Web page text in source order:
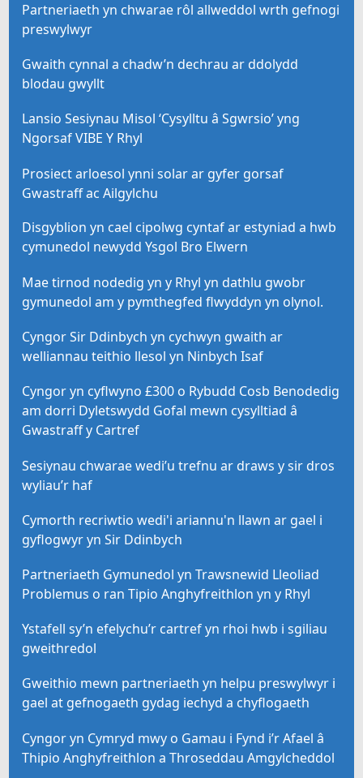
Partneriaeth yn chwarae rôl allweddol wrth gefnogi
preswylwyr
Gwaith cynnal a chadw’n dechrau ar ddolydd
blodau gwyllt
Lansio Sesiynau Misol ‘Cysylltu â Sgwrsio’ yng
Ngorsaf VIBE Y Rhyl
Prosiect arloesol ynni solar ar gyfer gorsaf
Gwastraff ac Ailgylchu
Disgyblion yn cael cipolwg cyntaf ar estyniad a hwb
cymunedol newydd Ysgol Bro Elwern
Mae tirnod nodedig yn y Rhyl yn dathlu gwobr
gymunedol am y pymthegfed flwyddyn yn olynol.
Cyngor Sir Ddinbych yn cychwyn gwaith ar
welliannau teithio llesol yn Ninbych Isaf
Cyngor yn cyflwyno £300 o Rybudd Cosb Benodedig
am dorri Dyletswydd Gofal mewn cysylltiad â
Gwastraff y Cartref
Sesiynau chwarae wedi’u trefnu ar draws y sir dros
wyliau’r haf
Cymorth recriwtio wedi'i ariannu'n llawn ar gael i
gyflogwyr yn Sir Ddinbych
Partneriaeth Gymunedol yn Trawsnewid Lleoliad
Problemus o ran Tipio Anghyfreithlon yn y Rhyl
Ystafell sy’n efelychu’r cartref yn rhoi hwb i sgiliau
gweithredol
Gweithio mewn partneriaeth yn helpu preswylwyr i
gael at gefnogaeth gydag iechyd a chyflogaeth
Cyngor yn Cymryd mwy o Gamau i Fynd i’r Afael â
Thipio Anghyfreithlon a Throseddau Amgylcheddol